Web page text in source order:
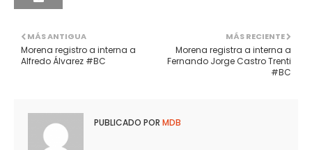
MÁS RECIENTE
Morena registra a interna a
Fernando Jorge Castro Trenti
#BC
MÁS ANTIGUA
Morena registro a interna a
Alfredo Álvarez #BC
PUBLICADO POR MDB